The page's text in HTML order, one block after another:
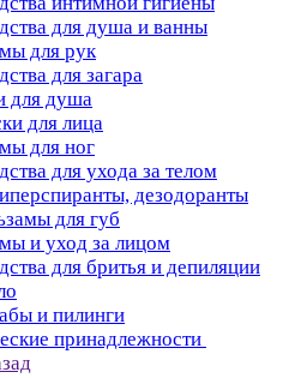
для душа и ванны
для рук
для загара
для душа
для лица
для ног
для ухода за телом
дезодоранты
для губ
и уход за лицом
для бритья и депиляции
и пилинги
принадлежности